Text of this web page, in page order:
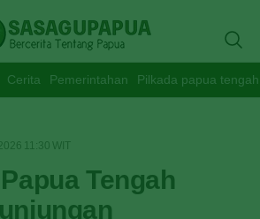
Cerita Pemerintahan Pilkada papua tengah
11:30 WIT
Tengah